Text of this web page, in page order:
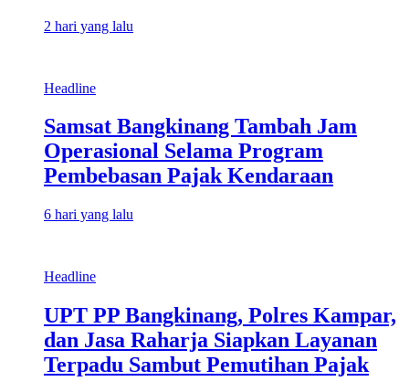
2 hari yang lalu
Headline
Samsat Bangkinang Tambah Jam
Operasional Selama Program
Pembebasan Pajak Kendaraan
6 hari yang lalu
Headline
UPT PP Bangkinang, Polres Kampar,
dan Jasa Raharja Siapkan Layanan
Terpadu Sambut Pemutihan Pajak